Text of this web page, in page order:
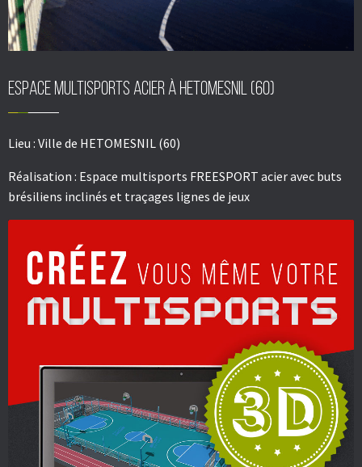
Espace multisports acier à HETOMESNIL (60)
Lieu : Ville de HETOMESNIL (60)
Réalisation : Espace multisports FREESPORT acier avec buts
brésiliens inclinés et traçages lignes de jeux